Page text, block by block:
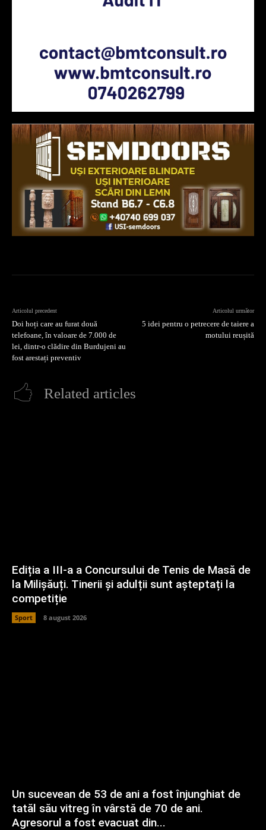
Articolul precedent
Doi hoți care au furat două
telefoane, în valoare de 7.000 de
lei, dintr-o clădire din Burdujeni au
fost arestați preventiv
Articolul următor
5 idei pentru o petrecere de taiere a
motului reușită
Related articles
Ediția a III-a a Concursului de Tenis de Masă de
la Milișăuți. Tinerii și adulții sunt așteptați la
competiție
Sport 8 august 2026
Un sucevean de 53 de ani a fost înjunghiat de
tatăl său vitreg în vârstă de 70 de ani.
Agresorul a fost evacuat din...